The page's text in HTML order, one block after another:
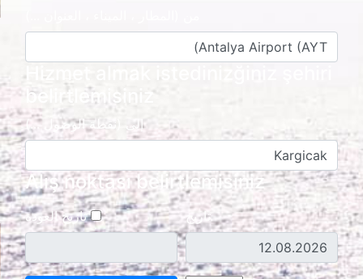
Hizmet almak istedinizğiniz şehiri
belirtlemisiniz
إلى (نقطة الوصول ...)
Alış noktası belirtlemisiniz
تاريخ تاريخ العودة